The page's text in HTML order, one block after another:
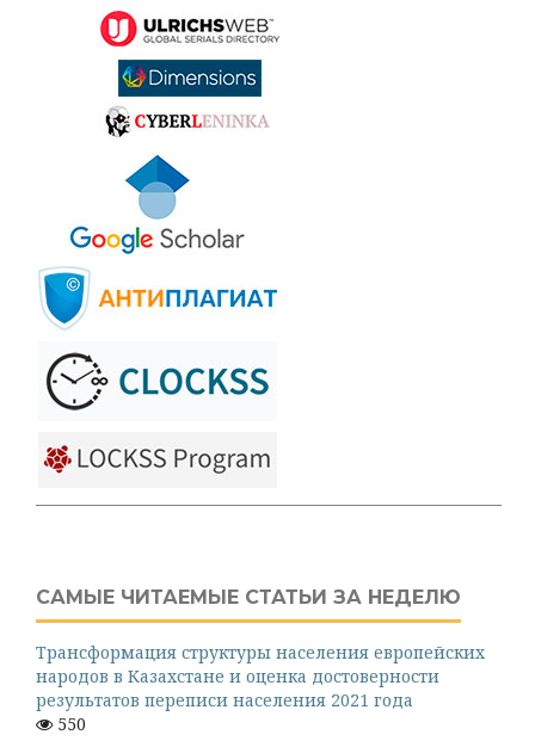
САМЫЕ ЧИТАЕМЫЕ СТАТЬИ ЗА НЕДЕЛЮ
Трансформация структуры населения европейских
народов в Казахстане и оценка достоверности
результатов переписи населения 2021 года
550